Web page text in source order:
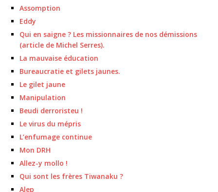
Assomption
Eddy
Qui en saigne ? Les missionnaires de nos démissions
(article de Michel Serres).
La mauvaise éducation
Bureaucratie et gilets jaunes.
Le gilet jaune
Manipulation
Beudi derroristeu !
Le virus du mépris
L’enfumage continue
Mon DRH
Allez-y mollo !
Qui sont les frères Tiwanaku ?
Alep